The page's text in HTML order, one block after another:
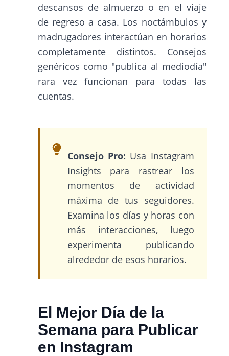
descansos de almuerzo o en el viaje
de regreso a casa. Los noctámbulos y
madrugadores interactúan en horarios
completamente distintos. Consejos
genéricos como "publica al mediodía"
rara vez funcionan para todas las
cuentas.
Consejo Pro: Usa Instagram
Insights para rastrear los
momentos de actividad
máxima de tus seguidores.
Examina los días y horas con
más interacciones, luego
experimenta publicando
alrededor de esos horarios.
El Mejor Día de la
Semana para Publicar
en Instagram